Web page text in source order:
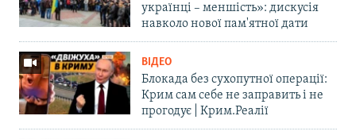
українці – меншість»: дискусія
навколо нової пам'ятної дати
ВІДЕО
Блокада без сухопутної операції:
Крим сам себе не заправить і не
прогодує | Крим.Реалії